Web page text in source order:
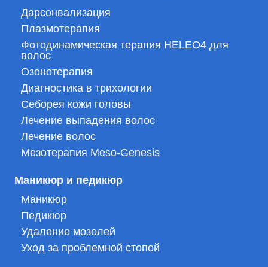
Дарсонвализация
Плазмотерапия
Фотодинамическая терапия HELEO4 для
волос
Озонотерапия
Диагностика в трихологии
Себорея кожи головы
Лечение выпадения волос
Лечение волос
Мезотерапия Meso-Genesis
Маникюр и педикюр
Маникюр
Педикюр
Удаление мозолей
Уход за проблемной стопой